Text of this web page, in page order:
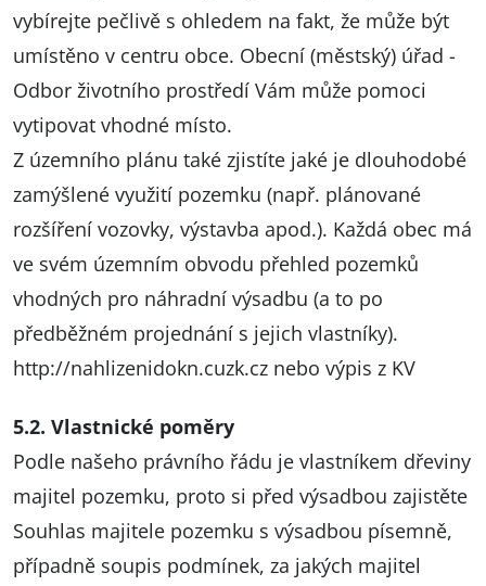
vybírejte pečlivě s ohledem na fakt, že může být
umístěno v centru obce. Obecní (městský) úřad -
Odbor životního prostředí Vám může pomoci
vytipovat vhodné místo.
Z územního plánu také zjistíte jaké je dlouhodobé
zamýšlené využití pozemku (např. plánované
rozšíření vozovky, výstavba apod.). Každá obec má
ve svém územním obvodu přehled pozemků
vhodných pro náhradní výsadbu (a to po
předběžném projednání s jejich vlastníky).
http://nahlizenidokn.cuzk.cz nebo výpis z KV
5.2. Vlastnické poměry
Podle našeho právního řádu je vlastníkem dřeviny
majitel pozemku, proto si před výsadbou zajistěte
Souhlas majitele pozemku s výsadbou písemně,
případně soupis podmínek, za jakých majitel